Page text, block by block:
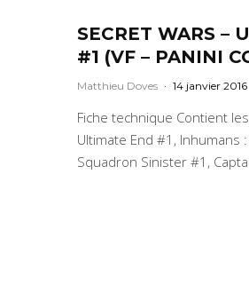
SECRET WARS –
#1 (VF – PANINI
Matthieu Doves · 14 janvier 2016
Fiche technique Contient
Ultimate End #1, Inhumans
Squadron Sinister #1,